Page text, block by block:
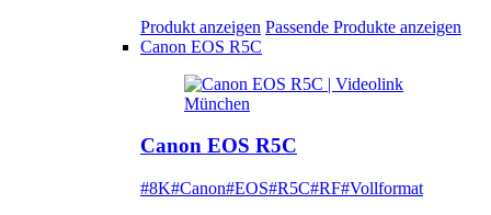
Produkt anzeigen Passende Produkte anzeigen
Canon EOS R5C
Canon EOS R5C
#8K#Canon#EOS#R5C#RF#Vollformat